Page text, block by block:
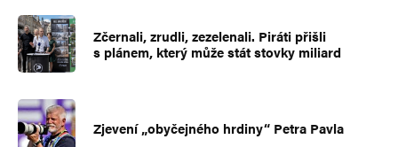
Zčernali, zrudli, zezelenali. Piráti přišli
s plánem, který může stát stovky miliard
Zjevení „obyčejného hrdiny“ Petra Pavla